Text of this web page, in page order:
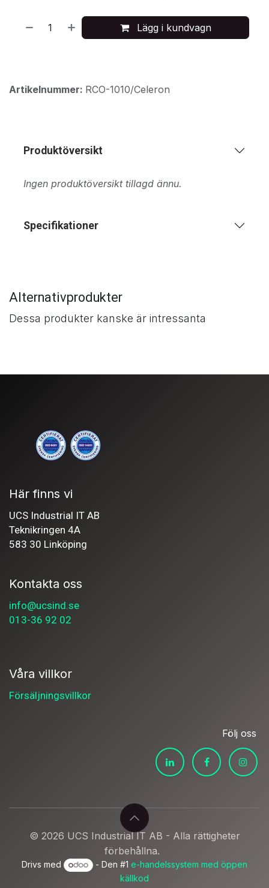
Lägg i kundvagn
Artikelnummer: RCO-1010/Celeron
Produktöversikt
Ingen produktöversikt tillagd ännu.
Specifikationer
Alternativprodukter
Dessa produkter kanske är intressanta
Här finns vi
UCS Industrial IT AB
Teknikringen 4A
583 30 Linköping
Kontakta oss
info@ucsind.se
013-36 92 02
Våra villkor
Försäljningsvillkor
Följ oss
© 2026 UCS Industrial IT AB - Alla rättigheter
förbehållna.
Drivs med - Den #1 e-handelssystem med öppen
källkod